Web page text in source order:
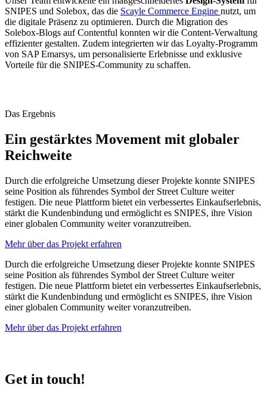
SNIPES und Solebox, das die Scayle Commerce Engine nutzt, um
die digitale Präsenz zu optimieren. Durch die Migration des
Solebox-Blogs auf Contentful konnten wir die Content-Verwaltung
effizienter gestalten. Zudem integrierten wir das Loyalty-Programm
von SAP Emarsys, um personalisierte Erlebnisse und exklusive
Vorteile für die SNIPES-Community zu schaffen.
Das Ergebnis
Ein gestärktes Movement mit globaler
Reichweite
Durch die erfolgreiche Umsetzung dieser Projekte konnte SNIPES
seine Position als führendes Symbol der Street Culture weiter
festigen. Die neue Plattform bietet ein verbessertes Einkaufserlebnis,
stärkt die Kundenbindung und ermöglicht es SNIPES, ihre Vision
einer globalen Community weiter voranzutreiben.
Mehr über das Projekt erfahren
Durch die erfolgreiche Umsetzung dieser Projekte konnte SNIPES
seine Position als führendes Symbol der Street Culture weiter
festigen. Die neue Plattform bietet ein verbessertes Einkaufserlebnis,
stärkt die Kundenbindung und ermöglicht es SNIPES, ihre Vision
einer globalen Community weiter voranzutreiben.
Mehr über das Projekt erfahren
Get in touch!